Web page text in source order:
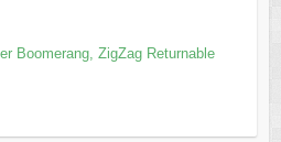
Boomerang, ZigZag Returnable